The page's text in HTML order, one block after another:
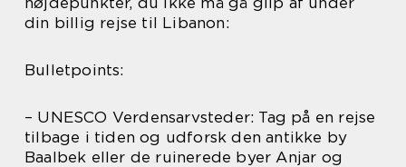
din billig rejse til Libanon:
Bulletpoints:
– UNESCO Verdensarvsteder: Tag på en rejse
tilbage i tiden og udforsk den antikke by
Baalbek eller de ruinerede byer Anjar og